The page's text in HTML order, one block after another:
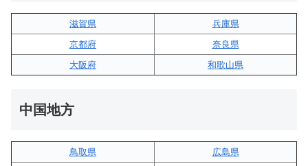
滋賀県
兵庫県
京都府
奈良県
大阪府
和歌山県
中国地方
鳥取県
広島県